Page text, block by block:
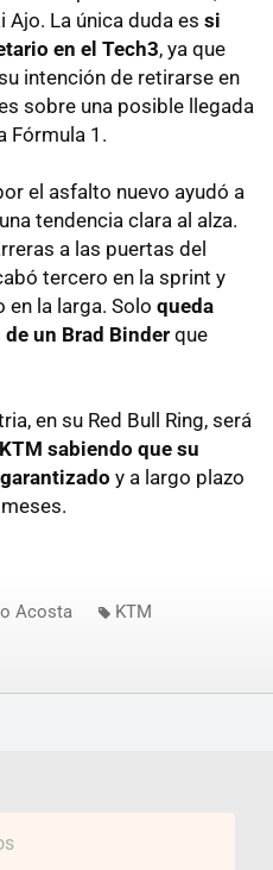
La única duda es si
en el Tech3, ya que
intención de retirarse en
sobre una posible llegada
Fórmula 1.
el asfalto nuevo ayudó a
tendencia clara al alza.
a las puertas del
tercero en la sprint y
en la larga. Solo queda
un Brad Binder que
en su Red Bull Ring, será
KTM sabiendo que su
y a largo plazo
Acosta KTM